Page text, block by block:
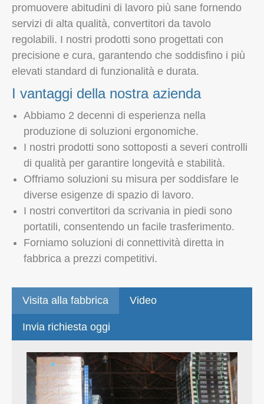
promuovere abitudini di lavoro più sane fornendo
servizi di alta qualità, convertitori da tavolo
regolabili. I nostri prodotti sono progettati con
precisione e cura, garantendo che soddisfino i più
elevati standard di funzionalità e durata.
I vantaggi della nostra azienda
Abbiamo 2 decenni di esperienza nella
produzione di soluzioni ergonomiche.
I nostri prodotti sono sottoposti a severi controlli
di qualità per garantire longevità e stabilità.
Offriamo soluzioni su misura per soddisfare le
diverse esigenze di spazio di lavoro.
I nostri convertitori da scrivania in piedi sono
portatili, consentendo un facile trasferimento.
Forniamo soluzioni di connettività diretta in
fabbrica a prezzi competitivi.
Visita alla fabbrica Video
Invia richiesta oggi